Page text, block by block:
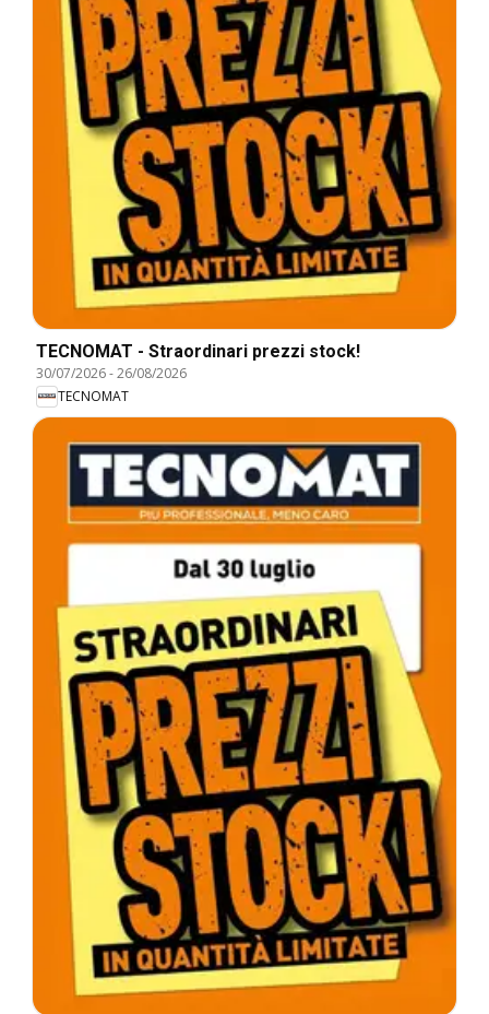
TECNOMAT - Straordinari prezzi stock!
30/07/2026-26/08/2026
TECNOMAT